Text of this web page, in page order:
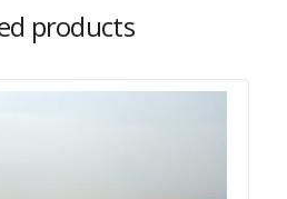
products